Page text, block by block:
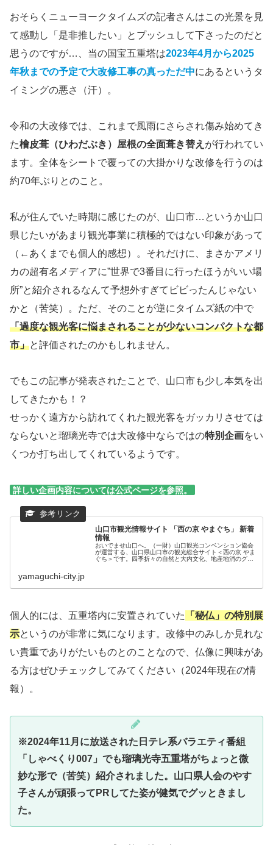
おそらくニューヨークタイムズの記者さんはこの光景を見
て感動し「是非推したい」とプッシュして下さったのだと
思うのですが…、当の国宝五重塔は2023年4月から2025
年秋までの予定で大改修工事の真っただ中にあるというタ
イミングの悪さ（汗）。
令和の大改修では、これまで風雨にさらされ傷み始めてき
た檜皮葺（ひわだぶき）屋根の全面葺き替え が行われてい
ます。全体をシートで覆っての大掛かりな改修を行うのは
約70年ぶりとのこと。
私が住んでいた時期に感じたのが、山口市…というか山口
県じたいがあまり観光事業に積極的ではない印象があって
（←あくまでも個人的感想）。それだけに、まさかアメリ
カの超有名メディアに”世界で3番目に行ったほうがいい場
所”と紹介されるなんて予想外すぎてビビったんじゃない
かと（苦笑）。ただ、そのことが逆にタイムズ紙の中で
「過度な観光客に悩まされることが少ないコンパクトな都
市」と評価されたのかもしれません。
でもこの記事が発表されたことで、山口市も少し本気を出
してきたかも！？
せっかく遠方から訪れてくれた観光客をガッカリさせては
ならないと瑠璃光寺では大改修中ならではの特別企画をい
くつか打ち出してくれているようです。
詳しい企画内容については公式ページを参照。
山口市観光情報サイト 「西の京 やまぐち」 新着
情報
おいでませ山口へ。（一財）山口観光コンベンション協会
が運営する、山口県山口市の観光総合サイト＜西の京 やま
ぐち＞です。四季折々の自然と大内文化、地産地消のグル
yamaguchi-city.jp
個人的には、五重塔内に安置されていた
「秘仏」の特別展
示というのが非常に気になります。改修中のみしか見れな
い貴重でありがたいものとのことなので、仏像に興味があ
る方はぜひチェックしてみてください（2024年現在の情
報）。
※2024年11月に放送された日テレ系バラエティ番組
「しゃべくり007」でも瑠璃光寺五重塔がちょっと微
妙な形で（苦笑）紹介されました。山口県人会のやす
子さんが頑張ってPRしてた姿が健気でグッときまし
た。